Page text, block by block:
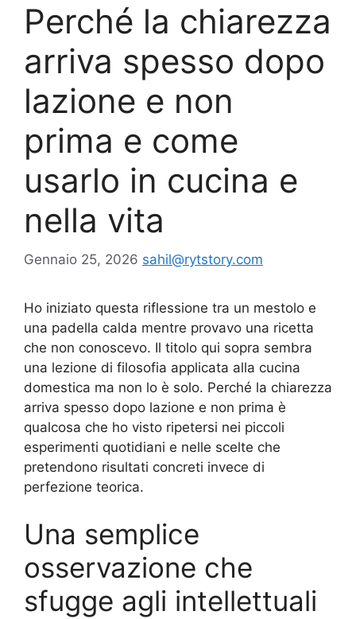
Perché la chiarezza
arriva spesso dopo
lazione e non
prima e come
usarlo in cucina e
nella vita
Gennaio 25, 2026 sahil@rytstory.com
Ho iniziato questa riflessione tra un mestolo e
una padella calda mentre provavo una ricetta
che non conoscevo. Il titolo qui sopra sembra
una lezione di filosofia applicata alla cucina
domestica ma non lo è solo. Perché la chiarezza
arriva spesso dopo lazione e non prima è
qualcosa che ho visto ripetersi nei piccoli
esperimenti quotidiani e nelle scelte che
pretendono risultati concreti invece di
perfezione teorica.
Una semplice
osservazione che
sfugge agli intellettuali